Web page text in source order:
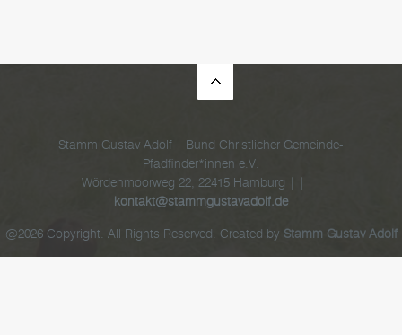
Stamm Gustav Adolf | Bund Christlicher Gemeinde-
Pfadfinder*innen e.V.
Wördenmoorweg 22, 22415 Hamburg | |
kontakt@stammgustavadolf.de
@2026 Copyright. All Rights Reserved. Created by Stamm Gustav Adolf